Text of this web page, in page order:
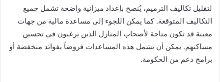
لتقليل تكاليف الترميم، يُنصح بإعداد ميزانية واضحة تشمل جميع
التكاليف المتوقعة. كما يمكن اللجوء إلى مساعدة مالية من جهات
معينة قد تكون متاحة لأصحاب المنازل الذين يرغبون في تحسين
مساكنهم. يمكن أن تشمل هذه المساعدات قروضاً بفوائد منخفضة أو
برامج دعم من الحكومة.